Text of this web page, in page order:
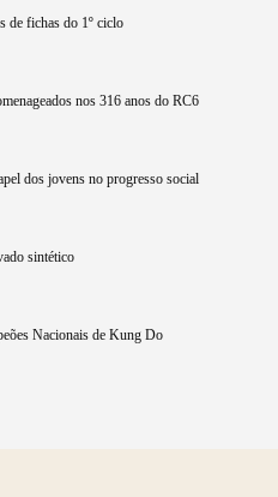
de fichas do 1º ciclo
nos 316 anos do RC6
dos jovens no progresso social
sintético
Nacionais de Kung Do